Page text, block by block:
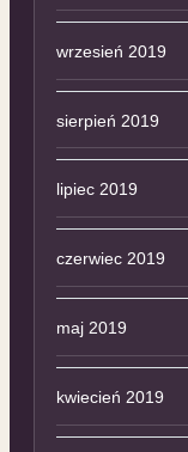
wrzesień 2019
sierpień 2019
lipiec 2019
czerwiec 2019
maj 2019
kwiecień 2019